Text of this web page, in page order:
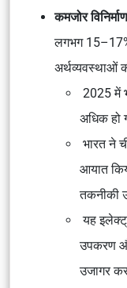
कमजोर
लगभग 15–17%
अर्थव्यवस्थाओं
2025 में
अधिक हो
भारत ने
आयात
तकनीकी
यह
उपकरण
उजागर